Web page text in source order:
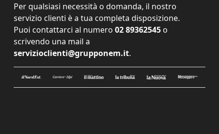
Per qualsiasi necessità o domanda, il nostro
servizio clienti è a tua completa disposizione.
Puoi contattarci al numero 02 89362545 o
scrivendo una mail a
servizioclienti@grupponem.it.